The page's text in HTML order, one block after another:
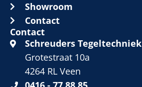
Showroom
Contact
Contact
Schreuders Tegeltechniek
Grotestraat 10a
4264 RL Veen